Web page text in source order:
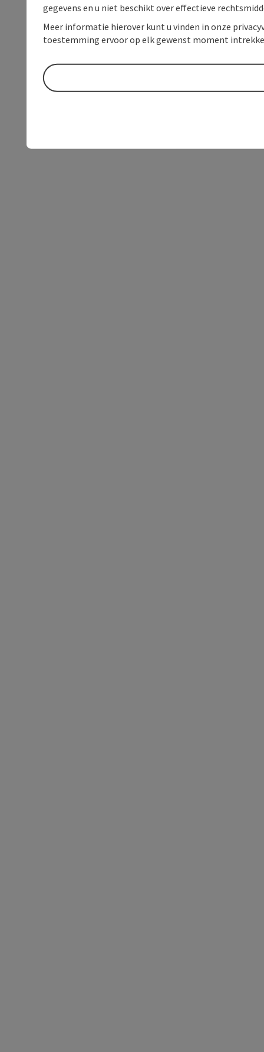
gegevens en u niet beschikt over effectieve
Meer informatie hierover kunt u vinden in onze
toestemming ervoor op elk gewenst moment